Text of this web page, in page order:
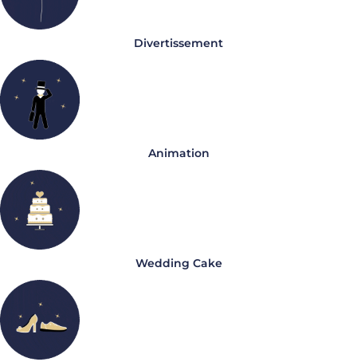
Divertissement
Animation
Wedding Cake